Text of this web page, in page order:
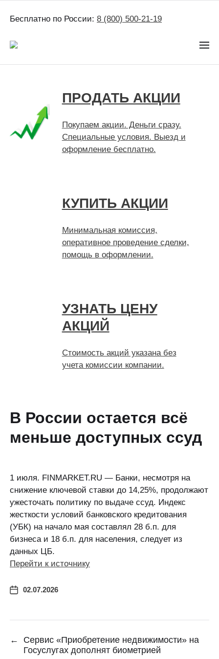
Бесплатно по России: 8 (800) 500-21-19
ПРОДАТЬ АКЦИИ
Покупаем акции. Деньги сразу.
Специальные условия. Выезд и
оформление бесплатно.
КУПИТЬ АКЦИИ
Минимальная комиссия,
оперативное проведение сделки,
помощь в оформлении.
УЗНАТЬ ЦЕНУ
АКЦИЙ
Стоимость акций указана без
учета комиссии компании.
В России остается всё
меньше доступных ссуд
1 июля. FINMARKET.RU — Банки, несмотря на
снижение ключевой ставки до 14,25%, продолжают
ужесточать политику по выдаче ссуд. Индекс
жесткости условий банковского кредитования
(УБК) на начало мая составлял 28 б.п. для
бизнеса и 18 б.п. для населения, следует из
данных ЦБ.
Перейти к источнику
02.07.2026
←
Сервис «Приобретение недвижимости» на
Госуслугах дополнят биометрией